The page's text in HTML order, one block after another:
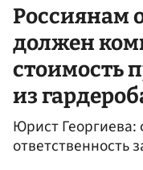
Россиянам
должен
стоимость
из
Юрист Георгиева:
ответственность